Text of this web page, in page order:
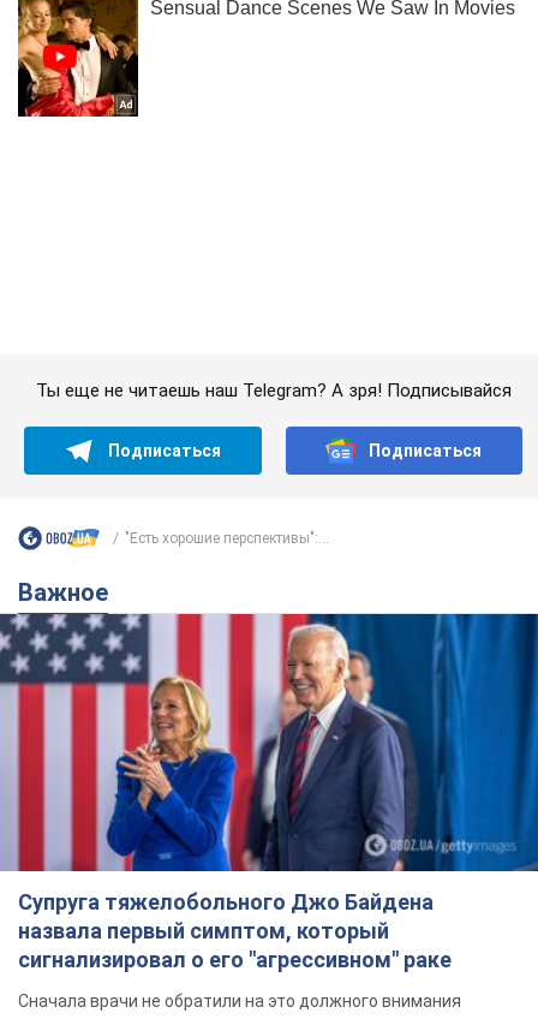
Супруга тяжелобольного Джо Байдена
назвала первый симптом, который
сигнализировал о его "агрессивном" раке
Сначала врачи не обратили на это должного внимания
6.08.2026 12:46 16,5 т.
Отпуск Леси Никитюк в Карпатах
обернулся скандалом: почему
ведущую несправедливо захейтили
Знаменитость вышла на прямую
над "i"